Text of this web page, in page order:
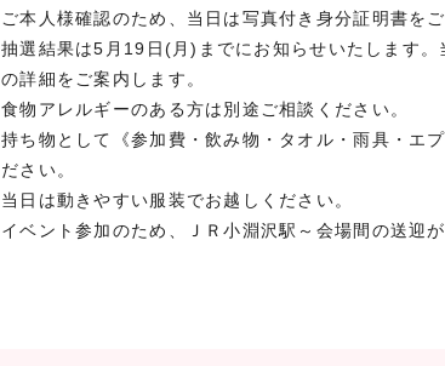
ご本人様確認のため、当日は写真付き身分証明書をご
抽選結果は5月19日(月)までにお知らせいたします。
の詳細をご案内します。
食物アレルギーのある方は別途ご相談ください。
持ち物として《参加費・飲み物・タオル・雨具・エ
ださい。
当日は動きやすい服装でお越しください。
イベント参加のため、ＪＲ小淵沢駅～会場間の送迎が